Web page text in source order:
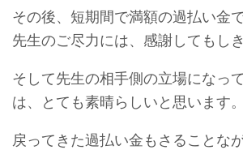
その後、短期間で満額の過払い金
先生のご尽力には、感謝してもし
そして先生の相手側の立場になっ
は、とても素晴らしいと思います。
戻ってきた過払い金もさることな